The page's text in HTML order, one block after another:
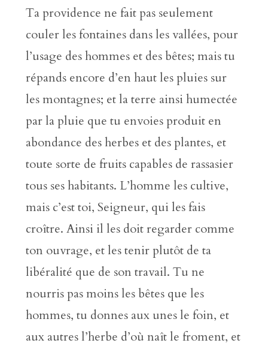
Ta providence ne fait pas seulement
couler les fontaines dans les vallées, pour
l’usage des hommes et des bêtes; mais tu
répands encore d’en haut les pluies sur
les montagnes; et la terre ainsi humectée
par la pluie que tu envoies produit en
abondance des herbes et des plantes, et
toute sorte de fruits capables de rassasier
tous ses habitants. L’homme les cultive,
mais c’est toi, Seigneur, qui les fais
croître. Ainsi il les doit regarder comme
ton ouvrage, et les tenir plutôt de ta
libéralité que de son travail. Tu ne
nourris pas moins les bêtes que les
hommes, tu donnes aux unes le foin, et
aux autres l’herbe d’où naît le froment, et